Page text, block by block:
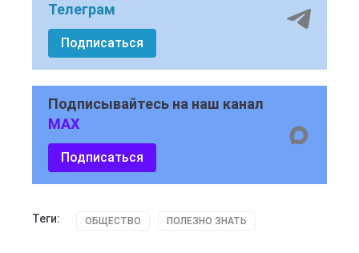
Телеграм
Подписаться
Подписывайтесь на наш канал
MAX
Подписаться
Теги: ОБЩЕСТВО ПОЛЕЗНО ЗНАТЬ